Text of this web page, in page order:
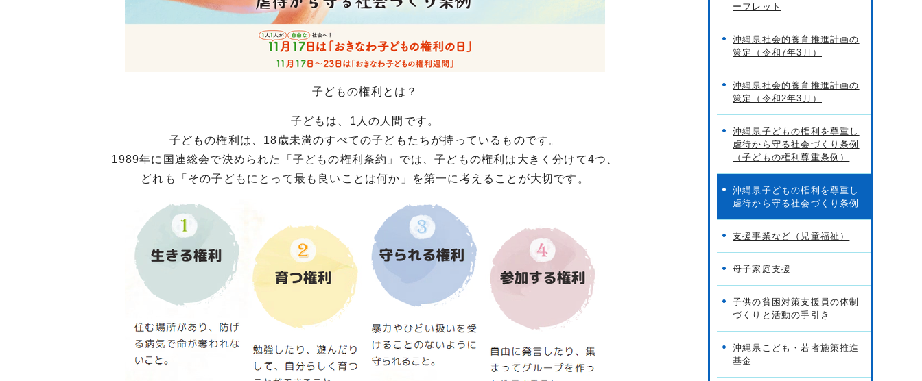
子どもの権利とは？
子どもは、1人の人間です。
子どもの権利は、18歳未満のすべての子どもたちが持っているものです。
1989年に国連総会で決められた「子どもの権利条約」では、子どもの権利は大きく分けて4つ、
どれも「その子どもにとって最も良いことは何か」を第一に考えることが大切です。
ーフレット
沖縄県社会的養育推進計画の
策定（令和7年3月）
沖縄県社会的養育推進計画の
策定（令和2年3月）
沖縄県子どもの権利を尊重し
虐待から守る社会づくり条例
（子どもの権利尊重条例）
沖縄県子どもの権利を尊重し
虐待から守る社会づくり条例
支援事業など（児童福祉）
母子家庭支援
子供の貧困対策支援員の体制
づくりと活動の手引き
沖縄県こども・若者施策推進
基金